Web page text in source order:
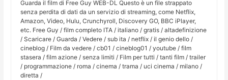
Guarda il film di Free Guy WEB-DL Questo è un file strappato
senza perdita di dati da un servizio di streaming, come Netflix,
Amazon, Video, Hulu, Crunchyroll, Discovery GO, BBC iPlayer,
etc. Free Guy / film completo ITA / italiano / gratis / altadefinizione
/ Scaricare / Guarda / Vedere / sub ita / netflix / il genio dello /
cineblog / Film da vedere / cb01 / cineblog01 / youtube / film
stasera / film azione / senza limiti / Film per tutti / tanti film / trailer
/ programmazione / roma / cinema / trama / uci cinema / milano /
diretta /